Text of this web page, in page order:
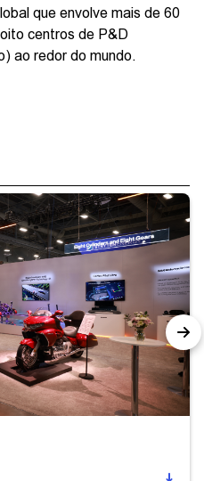
que envolve mais de 60
centros de P&D
ao redor do mundo.